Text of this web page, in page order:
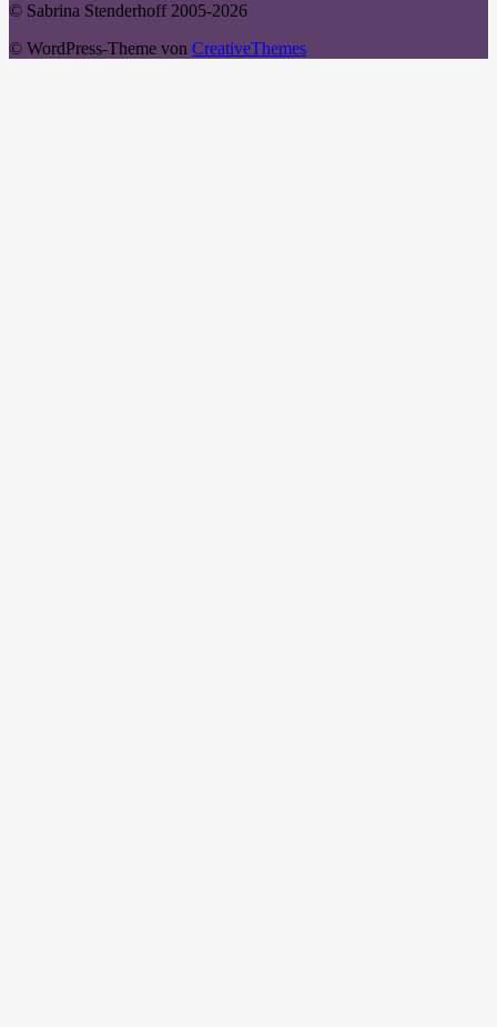
© Sabrina Stenderhoff 2005-2026
© WordPress-Theme von CreativeThemes